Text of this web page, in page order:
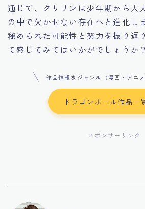
通じて、クリリンは少年期から大
の中で欠かせない存在へと進化し
秘められた可能性と努力を振り返
て感じてみてはいかがでしょうか？
作品情報をジャンル（漫画・アニ
ドラゴンボール作品一
スポンサーリンク